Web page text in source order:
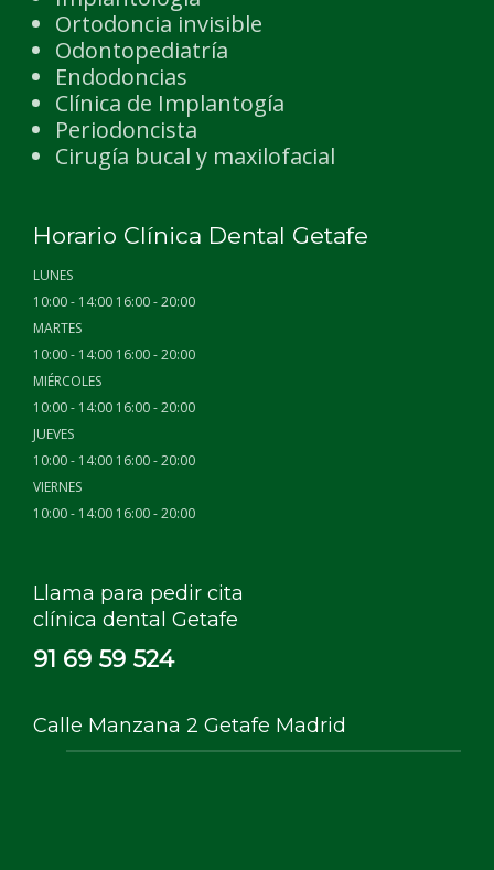
Ortodoncia invisible
Odontopediatría
Endodoncias
Clínica de Implantogía
Periodoncista
Cirugía bucal y maxilofacial
Horario Clínica Dental Getafe
LUNES
10:00 - 14:00 16:00 - 20:00
MARTES
10:00 - 14:00 16:00 - 20:00
MIÉRCOLES
10:00 - 14:00 16:00 - 20:00
JUEVES
10:00 - 14:00 16:00 - 20:00
VIERNES
10:00 - 14:00 16:00 - 20:00
Llama para pedir cita
clínica dental Getafe
91 69 59 524
Calle Manzana 2 Getafe Madrid